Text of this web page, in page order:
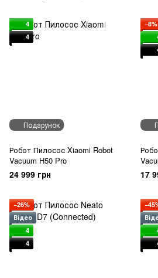
Подарунок
4
4
Робот Пилосос Xiaomi Robot
Vacuum H50 Pro
24 999 грн
−8%
17
−26%
Відео
4
4